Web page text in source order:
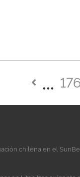
176
chilena en el